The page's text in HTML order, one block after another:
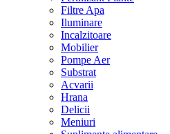
Filtre Apa
Iluminare
Incalzitoare
Mobilier
Pompe Aer
Substrat
Acvarii
Hrana
Delicii
Meniuri